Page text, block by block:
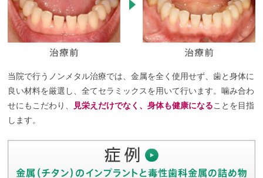
当院で行うノンメタル治療では、金属を全く使用せず、歯と身体に
良い材料を厳選し、全てセラミックスを用いて行います。噛み合わ
せにもこだわり、 見栄えだけでなく、身体も健康になることを目指
します。